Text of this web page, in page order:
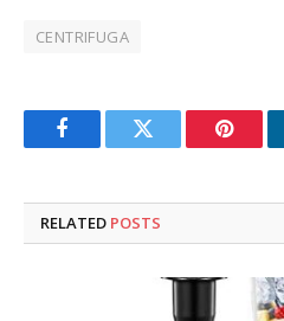
CENTRIFUGA
FacebookTwitter
RELATED POSTS